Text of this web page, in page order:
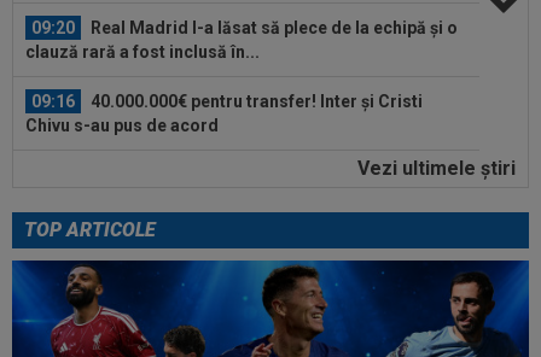
09:20
Real Madrid l-a lăsat să plece de la echipă și o
clauză rară a fost inclusă în...
09:16
40.000.000€ pentru transfer! Inter și Cristi
Chivu s-au pus de acord
Prins în fapt! Oamenii legii au deschis
09:53
A venit anunțul cel mare: Vinicius Junior a spus
"DA" și semnează!
09:45
Mirel Rădoi și-a spus nemulțumirea de la
Gaziantep
Vezi ultimele ştiri
TOP ARTICOLE